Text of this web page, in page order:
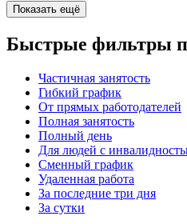
Показать ещё
Быстрые фильтры
Частичная занятость
Гибкий график
От прямых работодателей
Полная занятость
Полный день
Для людей с
Сменный график
Удаленная работа
За последние три дня
За сутки